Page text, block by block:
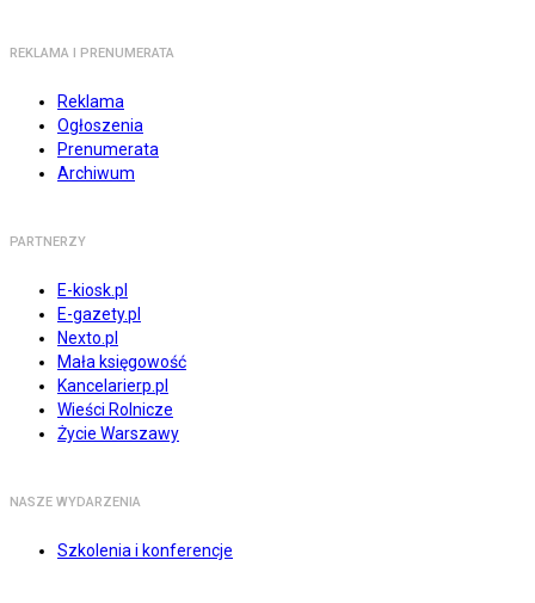
REKLAMA I PRENUMERATA
Reklama
Ogłoszenia
Prenumerata
Archiwum
PARTNERZY
E-kiosk.pl
E-gazety.pl
Nexto.pl
Mała księgowość
Kancelarierp.pl
Wieści Rolnicze
Życie Warszawy
NASZE WYDARZENIA
Szkolenia i konferencje